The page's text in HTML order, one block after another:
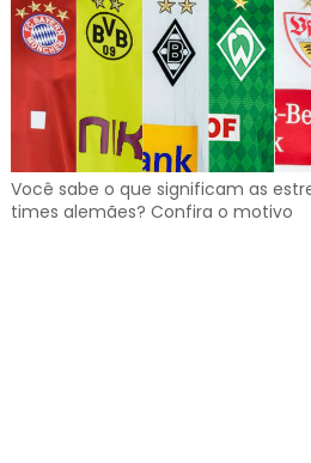
Você sabe o que significam as
times alemães? Confira o motivo